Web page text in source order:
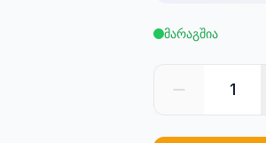
მარაგშია
1